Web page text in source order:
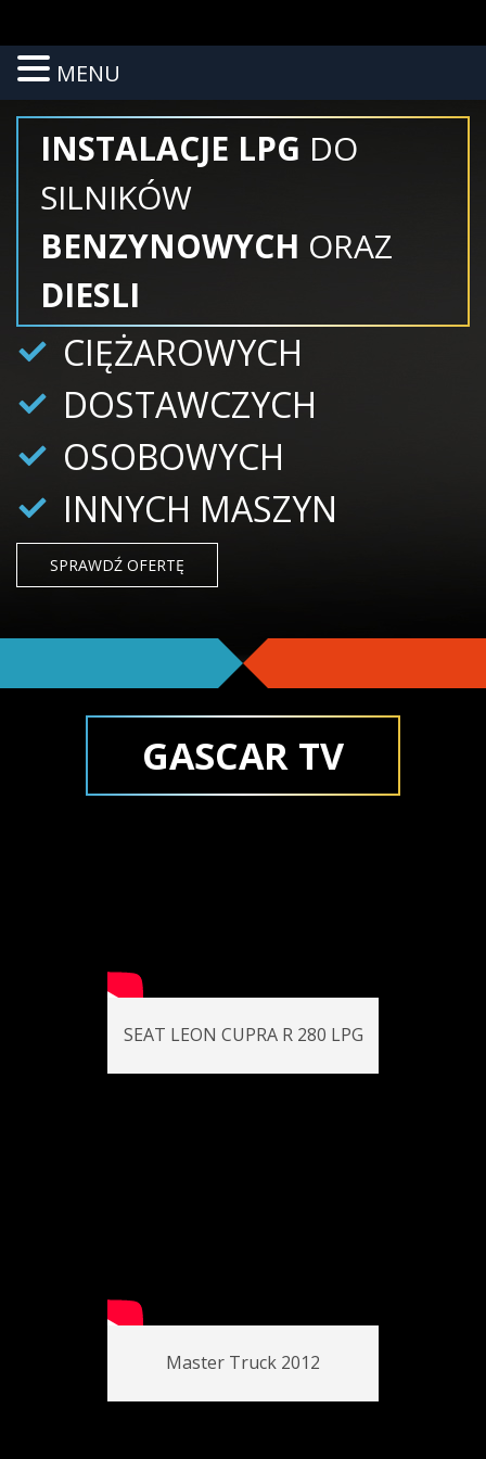
Skip
INSTALACJE LPG DO
SILNIKÓW
BENZYNOWYCH ORAZ
DIESLI
CIĘŻAROWYCH
DOSTAWCZYCH
OSOBOWYCH
INNYCH MASZYN
SPRAWDŹ OFERTĘ
GASCAR TV
SEAT LEON CUPRA R 280 LPG
Master Truck 2012
MENU